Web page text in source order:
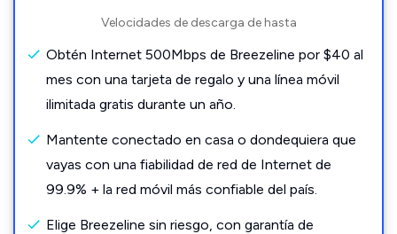
Velocidades de descarga de hasta
Obtén Internet 500Mbps de Breezeline por $40 al
mes con una tarjeta de regalo y una línea móvil
ilimitada gratis durante un año.
Mantente conectado en casa o dondequiera que
vayas con una fiabilidad de red de Internet de
99.9% + la red móvil más confiable del país.
Elige Breezeline sin riesgo, con garantía de